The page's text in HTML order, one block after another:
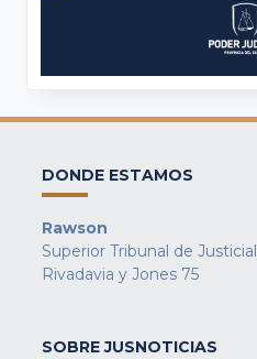
DONDE ESTAMOS
Rawson
Superior Tribunal de Justicial
Rivadavia y Jones 75
SOBRE JUSNOTICIAS